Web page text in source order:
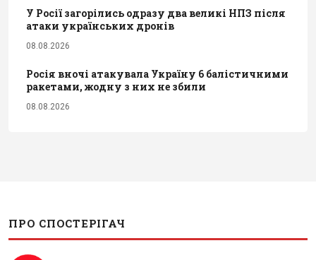
У Росії загорілись одразу два великі НПЗ після
атаки українських дронів
08.08.2026
Росія вночі атакувала Україну 6 балістичними
ракетами, жодну з них не збили
08.08.2026
ПРО СПОСТЕРІГАЧ